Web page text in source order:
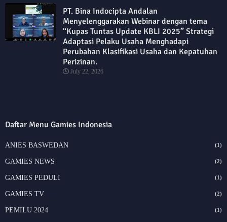
PT. Bina Indocipta Andalan
Menyelenggarakan Webinar dengan tema
“Kupas Tuntas Update KBLI 2025” Strategi
Adaptasi Pelaku Usaha Menghadapi
Perubahan Klasifikasi Usaha dan Kepatuhan
Perizinan.
July 22, 2026
Daftar Menu Gamies Indonesia
ANIES BASWEDAN (1)
GAMIES NEWS (2)
GAMIES PEDULI (1)
GAMIES TV (2)
PEMILU 2024 (1)